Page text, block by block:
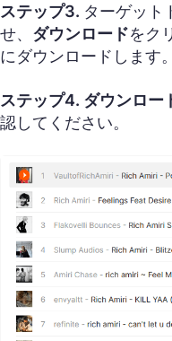
ステップ3. ターゲット
せ、 ダウンロードをク
にダウンロードします。
ステップ4. ダウンロー
認してください。